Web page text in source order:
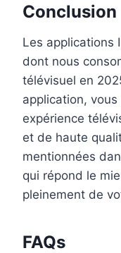
Conclusion
Les applications
dont nous
télévisuel en
application, vous
expérience
et de haute
mentionnées
qui répond le
pleinement de
FAQs